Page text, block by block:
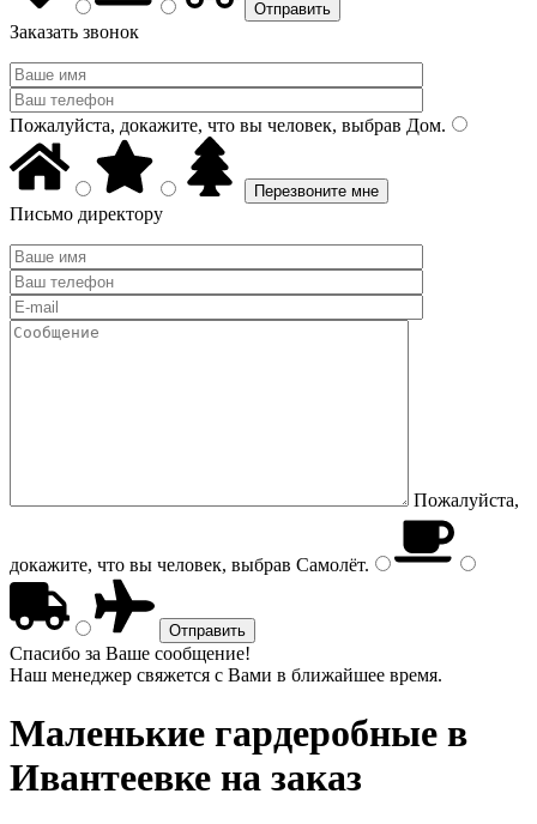
Заказать звонок
Пожалуйста, докажите, что вы человек, выбрав Дом.
Письмо директору
Пожалуйста,
докажите, что вы человек, выбрав Самолёт.
Спасибо за Ваше сообщение!
Наш менеджер свяжется с Вами в ближайшее время.
Маленькие гардеробные в
Ивантеевке на заказ